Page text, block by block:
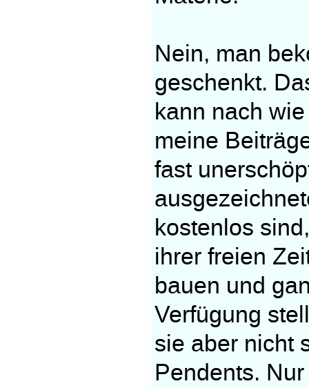
Nein, man
geschenkt.
kann nach
meine
fast
kostenlos
ihrer freien
bauen und
Verfügung
sie aber nicht
Pendents.